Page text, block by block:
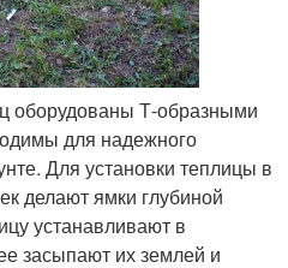
оборудованы Т-образными
для надежного
Для установки теплицы в
делают ямки глубиной
устанавливают в
засыпают их землей и